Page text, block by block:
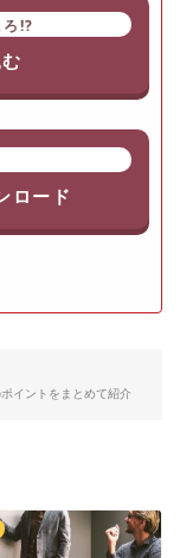
!?
ロード
イントをまとめて紹介